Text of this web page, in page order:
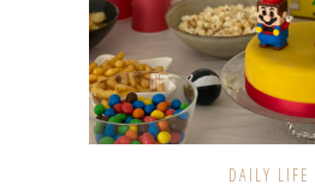
DAILY LIFE